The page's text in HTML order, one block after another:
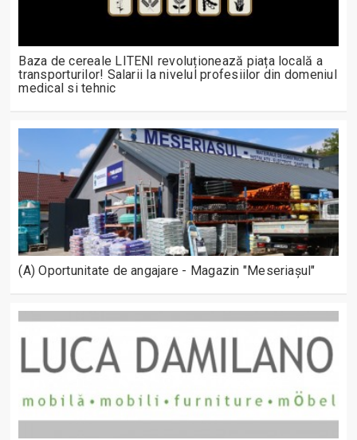
Baza de cereale LITENI revoluționează piața locală a
transporturilor! Salarii la nivelul profesiilor din domeniul
medical si tehnic
(A) Oportunitate de angajare - Magazin "Meseriașul"